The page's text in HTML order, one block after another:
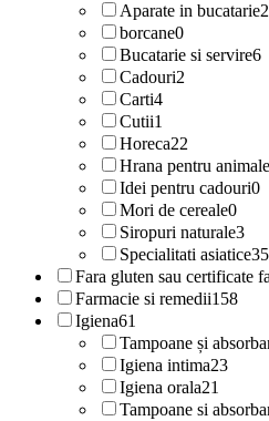
Aparate in bucatarie
borcane0
Bucatarie si servire6
Cadouri2
Carti4
Cutii1
Horeca22
Hrana pentru animale
Idei pentru cadouri0
Mori de cereale0
Siropuri naturale3
Specialitati asiatice35
Fara gluten sau certificate
Farmacie si remedii158
Igiena61
Tampoane și
Igiena intima23
Igiena orala21
Tampoane si